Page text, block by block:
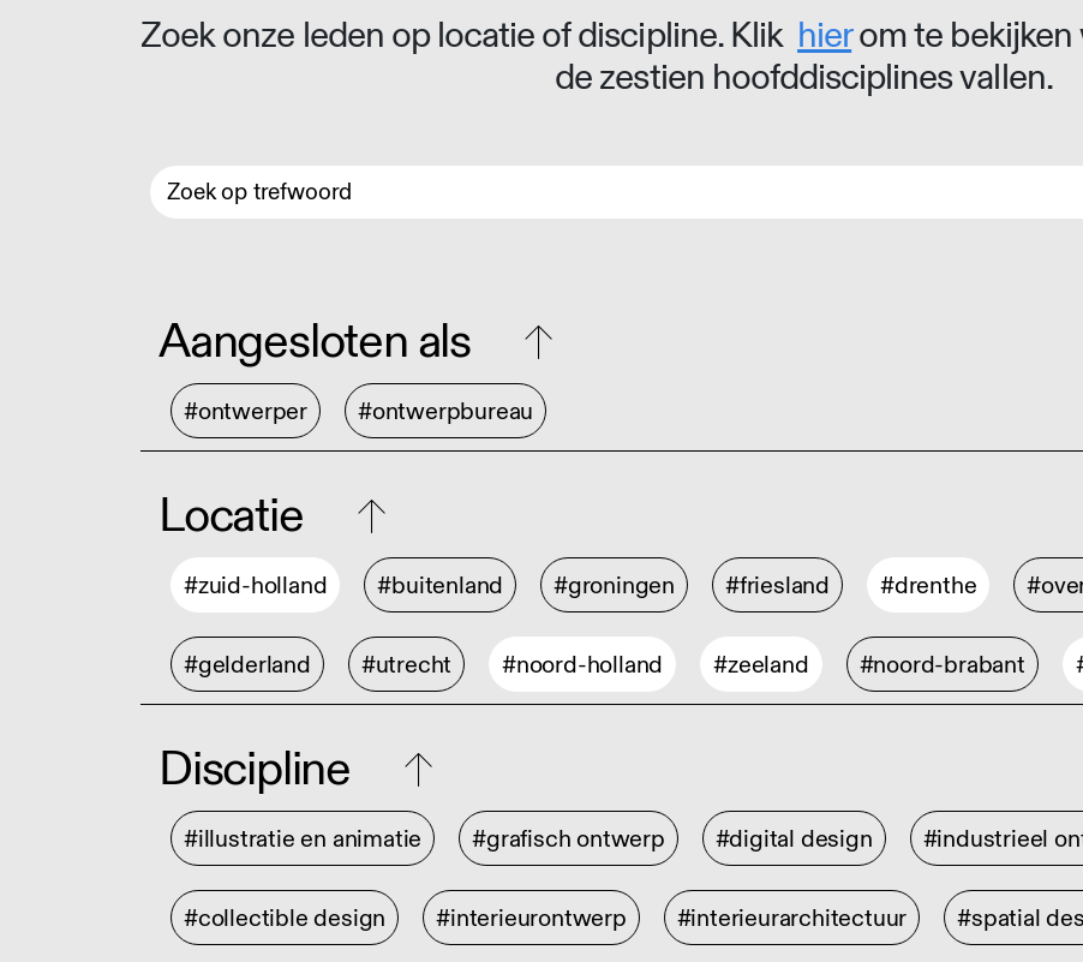
Zoek onze leden op locatie of discipline. Klik hierom te bekijken
de zestien hoofddisciplines vallen.
Aangesloten als
#ontwerper #ontwerpbureau
Locatie
#zuid-holland #buitenland #groningen #friesland #drenthe
#gelderland #utrecht #noord-holland #zeeland #noord-brabant
Discipline
#illustratie en animatie #grafisch ontwerp #digital design #industrieel
#collectible design #interieurontwerp #interieurarchitectuur #spatial